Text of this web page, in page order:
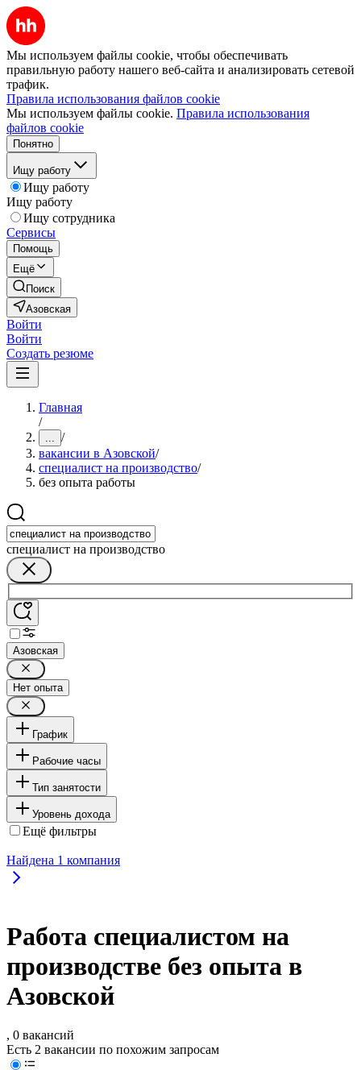
Мы используем файлы cookie, чтобы обеспечивать
правильную работу нашего веб-сайта и анализировать сетевой
трафик.
Правила использования файлов cookie
Мы используем файлы cookie. Правила использования
файлов cookie
Понятно
Ищу работу
Ищу работу
Ищу работу
Ищу сотрудника
Сервисы
Помощь
Ещё
Поиск
Азовская
Войти
Войти
Создать резюме
Главная
/
... /
вакансии в Азовской/
специалист на производство/
без опыта работы
специалист на производство
Азовская
Нет опыта
График
Рабочие часы
Тип занятости
Уровень дохода
Ещё фильтры
Найдена 1 компания
Работа специалистом на
производстве без опыта в
Азовской
, 0 вакансий
Есть 2 вакансии по похожим запросам